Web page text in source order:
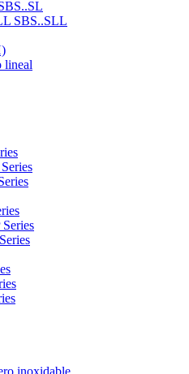
SBS..SLL
lineal